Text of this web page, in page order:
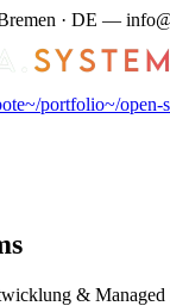
· DE —
~/portfolio~/open-
& Managed